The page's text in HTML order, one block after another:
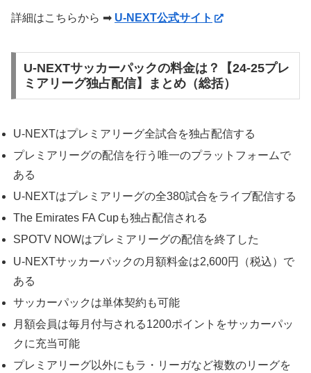
詳細はこちらから ➡ U-NEXT公式サイト
U-NEXTサッカーパックの料金は？【24-25プレ
ミアリーグ独占配信】まとめ（総括）
U-NEXTはプレミアリーグ全試合を独占配信する
プレミアリーグの配信を行う唯一のプラットフォームで
ある
U-NEXTはプレミアリーグの全380試合をライブ配信する
The Emirates FA Cupも独占配信される
SPOTV NOWはプレミアリーグの配信を終了した
U-NEXTサッカーパックの月額料金は2,600円（税込）で
ある
サッカーパックは単体契約も可能
月額会員は毎月付与される1200ポイントをサッカーパッ
クに充当可能
プレミアリーグ以外にもラ・リーガなど複数のリーグを